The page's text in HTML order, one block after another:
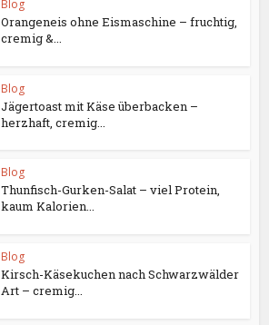
Blog
Orangeneis ohne Eismaschine – fruchtig,
cremig &...
Blog
Jägertoast mit Käse überbacken –
herzhaft, cremig...
Blog
Thunfisch-Gurken-Salat – viel Protein,
kaum Kalorien...
Blog
Kirsch-Käsekuchen nach Schwarzwälder
Art – cremig...